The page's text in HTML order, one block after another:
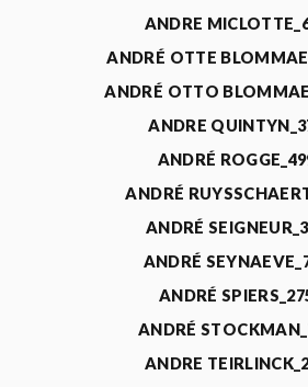
ANDRE
ANDRÉ OTTE
ANDRÉ OTTO
ANDRE
ANDRÉ
ANDRÉ
ANDRÉ
ANDRÉ
ANDRÉ
ANDRÉ
ANDRE